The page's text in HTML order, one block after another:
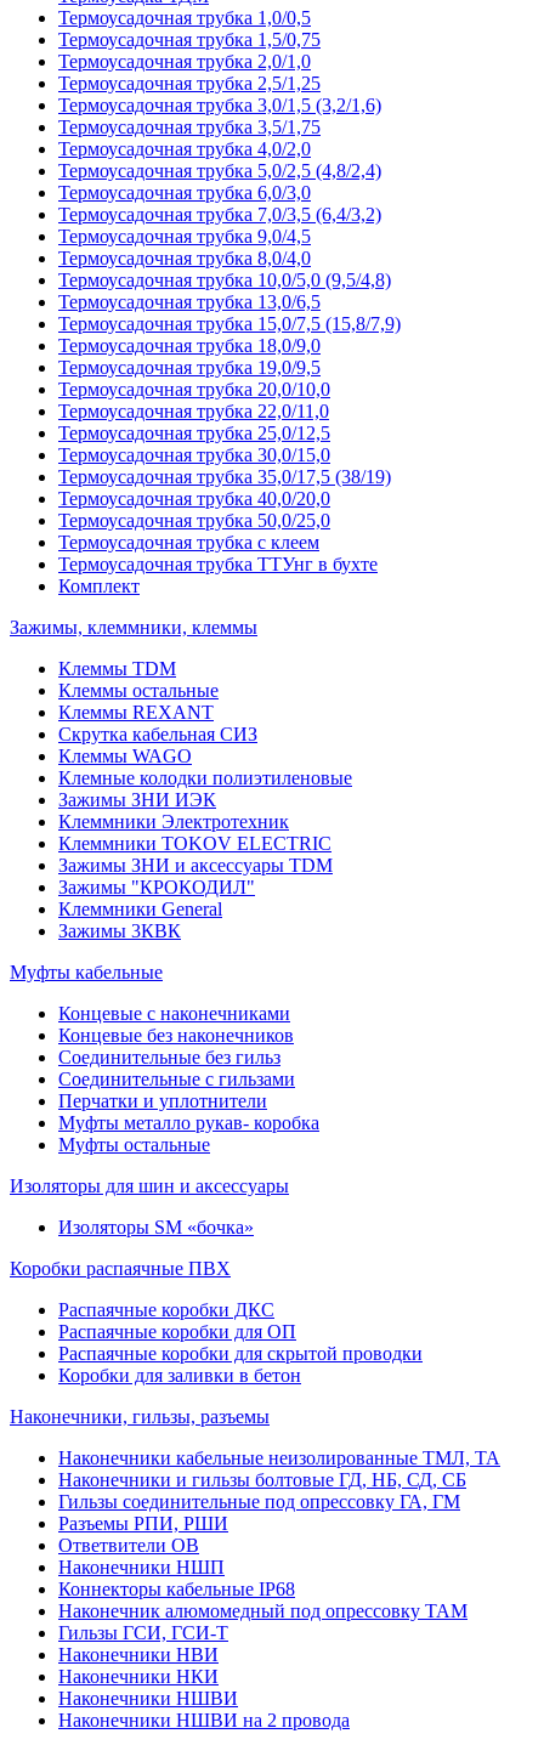
Термоусадочная трубка 1,0/0,5
Термоусадочная трубка 1,5/0,75
Термоусадочная трубка 2,0/1,0
Термоусадочная трубка 2,5/1,25
Термоусадочная трубка 3,0/1,5 (3,2/1,6)
Термоусадочная трубка 3,5/1,75
Термоусадочная трубка 4,0/2,0
Термоусадочная трубка 5,0/2,5 (4,8/2,4)
Термоусадочная трубка 6,0/3,0
Термоусадочная трубка 7,0/3,5 (6,4/3,2)
Термоусадочная трубка 9,0/4,5
Термоусадочная трубка 8,0/4,0
Термоусадочная трубка 10,0/5,0 (9,5/4,8)
Термоусадочная трубка 13,0/6,5
Термоусадочная трубка 15,0/7,5 (15,8/7,9)
Термоусадочная трубка 18,0/9,0
Термоусадочная трубка 19,0/9,5
Термоусадочная трубка 20,0/10,0
Термоусадочная трубка 22,0/11,0
Термоусадочная трубка 25,0/12,5
Термоусадочная трубка 30,0/15,0
Термоусадочная трубка 35,0/17,5 (38/19)
Термоусадочная трубка 40,0/20,0
Термоусадочная трубка 50,0/25,0
Термоусадочная трубка с клеем
Термоусадочная трубка ТТУнг в бухте
Комплект
Зажимы, клеммники, клеммы
Клеммы TDM
Клеммы остальные
Клеммы REXANT
Скрутка кабельная СИЗ
Клеммы WAGO
Клемные колодки полиэтиленовые
Зажимы ЗНИ ИЭК
Клеммники Электротехник
Клеммники TOKOV ELECTRIC
Зажимы ЗНИ и аксессуары TDM
Зажимы "КРОКОДИЛ"
Клеммники General
Зажимы 3КВК
Муфты кабельные
Концевые с наконечниками
Концевые без наконечников
Соединительные без гильз
Соединительные с гильзами
Перчатки и уплотнители
Муфты металло рукав- коробка
Муфты остальные
Изоляторы для шин и аксессуары
Изоляторы SM «бочка»
Коробки распаячные ПВХ
Распаячные коробки ДКС
Распаячные коробки для ОП
Распаячные коробки для скрытой проводки
Коробки для заливки в бетон
Наконечники, гильзы, разъемы
Наконечники кабельные неизолированные ТМЛ, ТА
Наконечники и гильзы болтовые ГД, НБ, СД, СБ
Гильзы соединительные под опрессовку ГА, ГМ
Разъемы РПИ, РШИ
Ответвители ОВ
Наконечники НШП
Коннекторы кабельные IP68
Наконечник алюмомедный под опрессовку ТАМ
Гильзы ГСИ, ГСИ-Т
Наконечники НВИ
Наконечники НКИ
Наконечники НШВИ
Наконечники НШВИ на 2 провода